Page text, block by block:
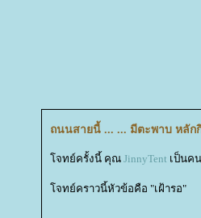
ถนนสายนี้ ... ... มีตะพาบ หลัก
จทย์ครั้งนี้ คุณ JinnyTent เป็นค
จทย์คราวนี้หัวข้อคือ "เฝ้ารอ"